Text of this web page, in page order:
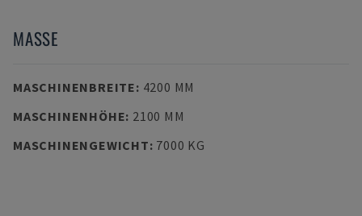
MASSE
MASCHINENBREITE: 4200 MM
MASCHINENHÖHE: 2100 MM
MASCHINENGEWICHT: 7000 KG